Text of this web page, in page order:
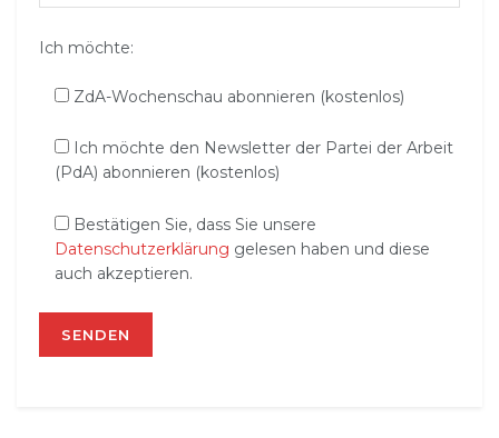
Ich möchte:
ZdA-Wochenschau abonnieren (kostenlos)
Ich möchte den Newsletter der Partei der Arbeit
(PdA) abonnieren (kostenlos)
Bestätigen Sie, dass Sie unsere
Datenschutzerklärung gelesen haben und diese
auch akzeptieren.